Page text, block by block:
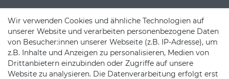
Wir verwenden Cookies und ähnliche Technologien auf
unserer Website und verarbeiten personenbezogene Daten
von Besucher:innen unserer Webseite (z.B. IP-Adresse), um
z.B. Inhalte und Anzeigen zu personalisieren, Medien von
Drittanbietern einzubinden oder Zugriffe auf unsere
Website zu analysieren. Die Datenverarbeitung erfolgt erst